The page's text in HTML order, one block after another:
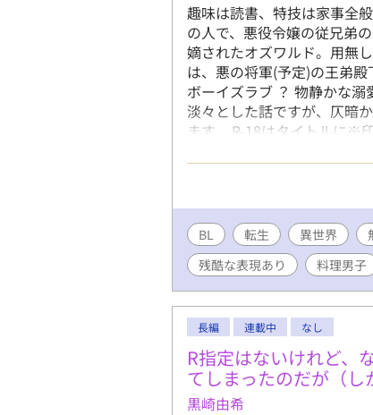
のも
った
の死
れも俺
心は折
親に
愛が
前」
不平
役令
いっ
なんて
な家、
民とし
力は
識を
ンダ
した♡
まち
趣味は読書、特技は家事全
の人で、悪役令嬢の従兄弟
嫡されたオズワルド。用無
は、悪の将軍(予定)の王弟
ボーイズラブ ？ 物静かな
淡々とした話ですが、仄暗
ます。 R-18はタイトルに※
エロあんまりないです。1
BL 転生 異世界
残酷な表現あり
料理男子
長編 連載中 なし
R指定はないけれど、
てしまったのだが（し
黒崎由希